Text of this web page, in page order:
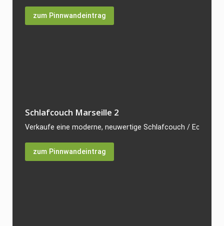
zum Pinnwandeintrag
Schlafcouch Marseille 2
Verkaufe eine moderne, neuwertige Schlafcouch / Ecksofa
zum Pinnwandeintrag